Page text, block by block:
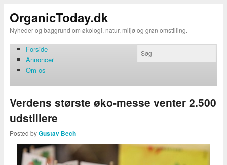
OrganicToday.dk
Nyheder og baggrund om økologi, natur, miljø og grøn omstilling.
Forside
Annoncer
Om os
Verdens største øko-messe venter 2.500
udstillere
Posted byGustav Bech